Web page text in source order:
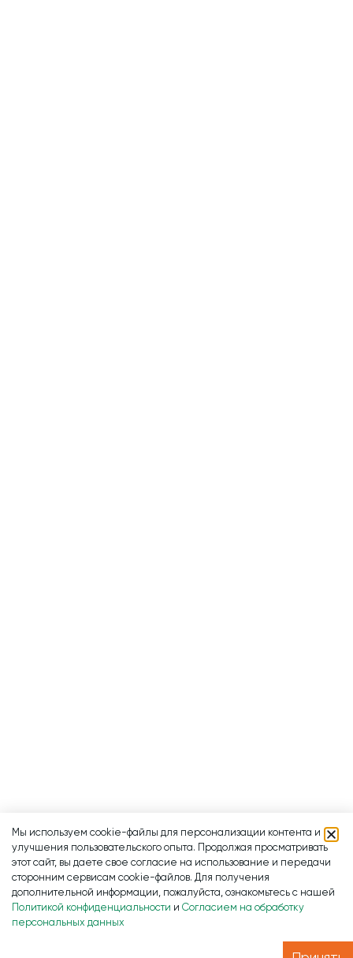
Мы используем cookie-файлы для персонализации контента и
улучшения пользовательского опыта. Продолжая просматривать
этот сайт, вы даете свое согласие на использование и передачи
сторонним сервисам cookie-файлов. Для получения
дополнительной информации, пожалуйста, ознакомьтесь с нашей
Политикой конфиденциальности и Согласием на обработку
персональных данных